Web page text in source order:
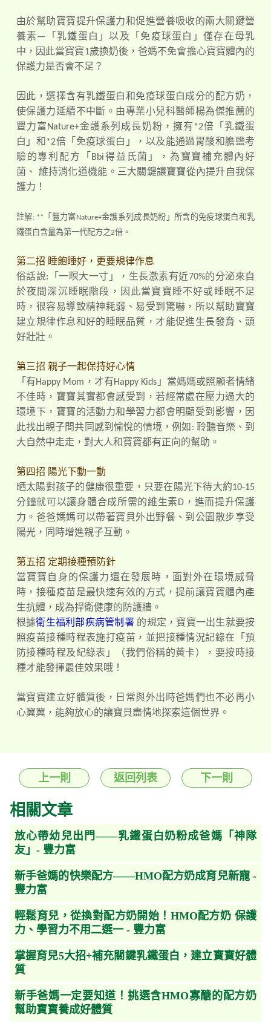
由於幫助寶寶提升保護力和促進營養吸收的兩大關鍵營
養素—「乳鐵蛋白」以及「免疫球蛋白」僅存在母乳
中，因此當寶寶1歲換奶後，爸媽不免會擔心寶寶體內的
保護力是否會不足？
因此，選擇含有乳鐵蛋白和免疫球蛋白成分的配方奶，
使保護力延續不中斷。由專業小兒科醫師楊為傑推薦的
豐力富Nature+金護系列成長奶粉 ，擁有*2倍「乳鐵蛋
白」和*2倍「免疫球蛋白」，以及能通過胃酸和膽鹽考
驗的專利配方「Bbi得益氏菌 」
，為寶寶補充體內好
菌、
維持消化道機能 。 三大關鍵讓寶寶從內提升自我保
護力！
註解: ** 「 豐力富Nature+金護系列成長奶粉」所含的免疫球蛋白和乳
鐵蛋白含量為第一代配方之2倍。
第二招 睡飽睡好，更要規律作息
俗話說:「一暝大一寸」，生長激素有近70%的分泌來自
於夜間深沉睡眠階段，因此當寶寶睡不好或睡眠不足
時，很容易導致精神耗弱、易受到驚嚇，所以幫助寶寶
建立規律作息和好的睡眠品質，才能促進生長發育、頭
好壯壯。
第三招 親子一起保持好心情
「有Happy Mom，才有Happy Kids」當媽媽或照顧者情緒
不佳時，寶寶其實都會感受到，若經常處在壓力過大的
環境下，寶寶的活動力和學習力都會明顯受到影響，因
此找出親子間共同感到愉悅的情境，例如: 聆聽音樂、到
大自然中走走，對大人和寶寶都有正向的幫助。
第四招 陽光下動一動
晒太陽對孩子的健康很重要，只要在陽光下待大約10-15
分鐘就可以讓身體合成所需的維生素D，進而提升保護
力。爸爸媽媽可以帶著寶貝外出野餐、到公園散步享受
陽光，同時增進親子互動。
第五招 定期接種預防針
當寶寶自身的保護力還在發展時，面對外在環境威脅
時，接種疫苗是最快速有效的方式，提前讓寶寶體內產
生抗體，成為捍衛健康的防護牆。
根據衛生福利部疾病管制署 的規定，寶寶一出生就要按
照疫苗接種時程表施打疫苗，並把接種情況記錄在「預
防接種時程及紀錄表」（我們俗稱的黃卡），要按時接
種才能發揮最佳效果哦！
當寶寶建立好體質後，日常與外出時爸媽們也不必再小
心翼翼，能夠放心的讓寶貝盡情地探索這個世界。
上一則 返回列表 下一則
相關文章
放心帶幼兒出門——乳鐵蛋白奶粉成爸媽「神隊
友」- 豐力富
新手爸媽的快樂配方——HMO配方奶成育兒新寵 -
豐力富
輕鬆育兒，從換對配方奶開始！HMO配方奶 保護
力、學習力不用二選一 - 豐力富
掌握育兒5大招+補充關鍵乳鐵蛋白，建立寶寶好體
質
新手爸媽一定要知道！挑選含HMO寡醣的配方奶
幫助寶寶養成好體質